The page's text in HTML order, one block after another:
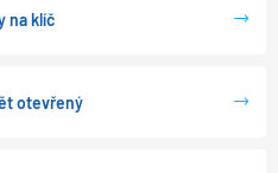
na klíč
otevřený